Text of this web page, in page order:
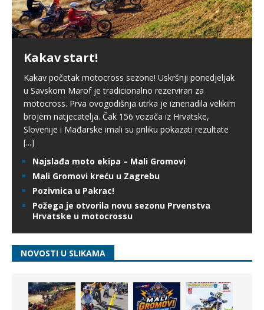
Kakav start!
Kakav početak motocross sezone! Uskršnji ponedjeljak
u Savskom Marof je tradicionalno rezerviran za
motocross. Prva ovogodišnja utrka je iznenadila velikim
brojem natjecatelja. Čak 156 vozača iz Hrvatske,
Slovenije i Mađarske imali su priliku pokazati rezultate
[...]
Najslađa moto ekipa – Mali Gromovi
Mali Gromovi kreću u Zagrebu
Pozivnica u Pakrac!
Požega je otvorila novu sezonu Prvenstva
Hrvatske u motocrossu
NOVOSTI U SLIKAMA